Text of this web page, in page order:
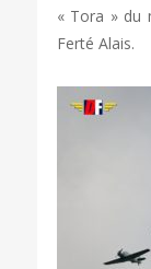
« Tora » du
Ferté Alais.